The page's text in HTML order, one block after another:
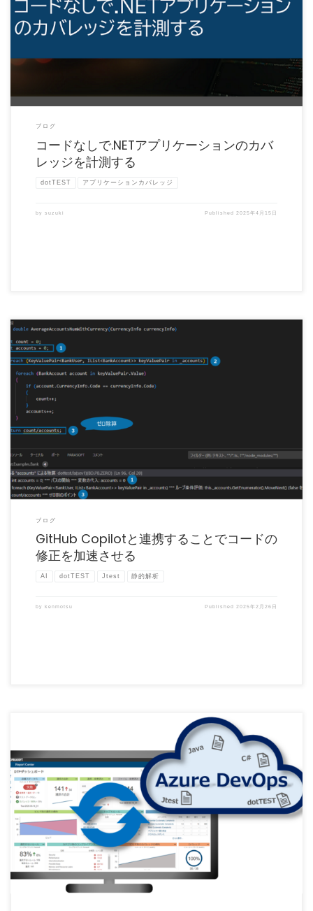
dotTEST の dottestcov を利用するとアプリケーションのソースコードが無い環境で
実行 […]
ブログ
コードなしで.NETアプリケーションのカバ
レッジを計測する
dotTEST アプリケーションカバレッジ
by suzuki Published 2025年4月15日
近年、生成AIは急速に発展しており開発現場にも生成AIを利用した様々なツールが普
及してきました。Pa […]
ブログ
GitHub Copilotと連携することでコードの
修正を加速させる
AI dotTEST Jtest 静的解析
by kenmotsu Published2025年2月26日
Parasoft DTP（以降、DTP）は、JtestやdotTESTなどの静的解析結果を管理し、品
[…]